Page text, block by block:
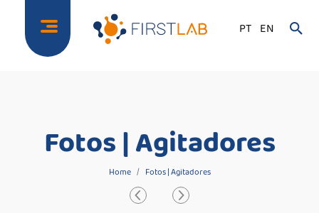
PT EN
Fotos | Agitadores
Home Fotos | Agitadores